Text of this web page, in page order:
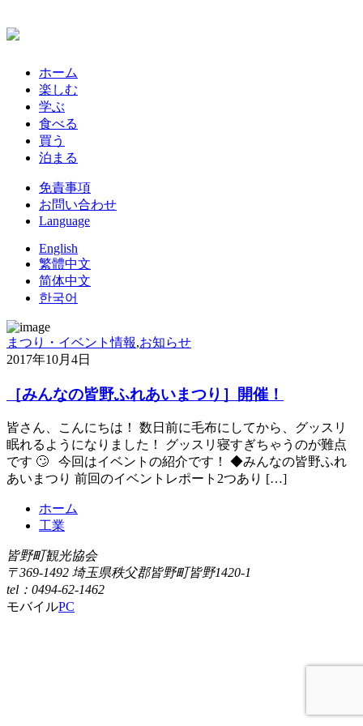
ホーム
楽しむ
学ぶ
食べる
買う
泊まる
免責事項
お問い合わせ
Language
English
繁體中文
简体中文
한국어
まつり・イベント情報,お知らせ
2017年10月4日
［みんなの皆野ふれあいまつり］開催！
皆さん、こんにちは！ 数日前に毛布にしてから、グッスリ
眠れるようになりました！ グッスリ寝すぎちゃうのが難点
です 🙄 今回はイベントの紹介です！ ◆みんなの皆野ふれ
あいまつり 前回のイベントレポート2つあり […]
ホーム
工業
皆野町観光協会
〒369-1492 埼玉県秩父郡皆野町皆野1420-1
tel：0494-62-1462
モバイルPC